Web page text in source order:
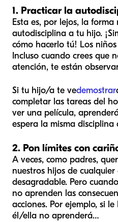
1. Practicar la
Esta es, por lejos, la
autodisciplina a tu hijo.
cómo hacerlo tú! Los
Incluso cuando crees que
atención, te están
Si tu hijo/a te vedemostrar
completar las tareas del
ver una película,
espera la misma disciplina
2. Pon límites con
A veces, como padres,
nuestros hijos de
desagradable. Pero
no aprenden las
acciones. Por ejemplo, si
él/ella no aprenderá…